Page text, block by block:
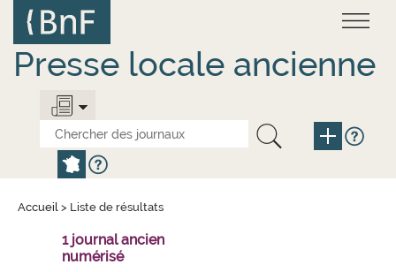
contenu
principal
Presse locale ancienne
Accueil > Liste de résultats
1 journal ancien
numérisé
Panneau de gestion des cookies